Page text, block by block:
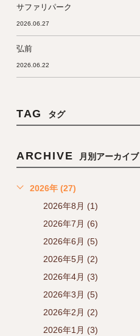
サファリパーク
2026.06.27
弘前
2026.06.22
TAG タグ
ARCHIVE 月別アーカイブ
2026年 (27)
2026年8月 (1)
2026年7月 (6)
2026年6月 (5)
2026年5月 (2)
2026年4月 (3)
2026年3月 (5)
2026年2月 (2)
2026年1月 (3)